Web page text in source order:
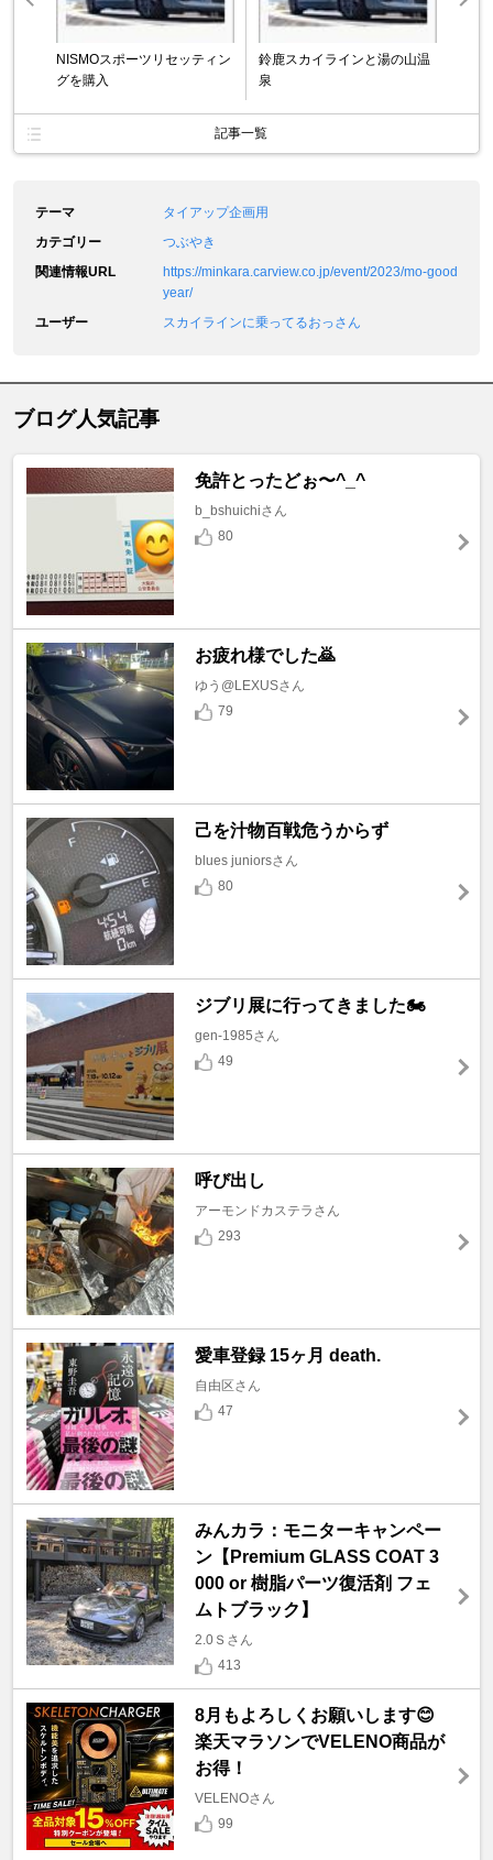
NISMOスポーツリセッティン
グを購入
鈴鹿スカイラインと湯の山温
泉
記事一覧
テーマ
タイアップ企画用
カテゴリー
つぶやき
関連情報URL
https://minkara.carview.co.jp/event/2023/mo-good
year/
ユーザー
スカイラインに乗ってるおっさん
ブログ人気記事
免許とったどぉ〜^_^
b_bshuichiさん
80
お疲れ様でした🙇
ゆう@LEXUSさん
79
己を汁物百戦危うからず
blues juniorsさん
80
ジブリ展に行ってきました🏍️
gen-1985さん
49
呼び出し
アーモンドカステラさん
293
愛車登録 15ヶ月 death.
自由区さん
47
みんカラ：モニターキャンペー
ン【Premium GLASS COAT 3
000 or 樹脂パーツ復活剤 フェ
ムトブラック】
2.0Ｓさん
413
8月もよろしくお願いします😊
楽天マラソンでVELENO商品が
お得！
VELENOさん
99